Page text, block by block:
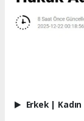
Erkek | Kadın